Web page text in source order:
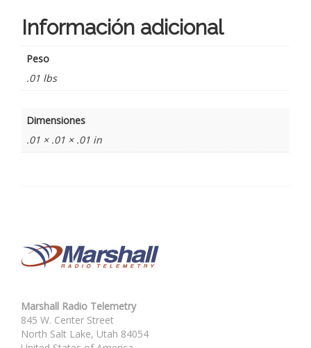
Información adicional
Peso
.01 lbs
Dimensiones
.01 × .01 × .01 in
Marshall Radio Telemetry
845 W. Center Street
North Salt Lake, Utah 84054